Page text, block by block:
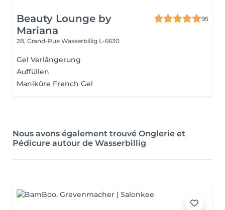
Beauty Lounge by
Mariana
95
28, Grand-Rue Wasserbillig L-6630
Gel Verlãngerung
Auffüllen
Maniküre French Gel
Nous avons également trouvé Onglerie et
Pédicure autour de Wasserbillig